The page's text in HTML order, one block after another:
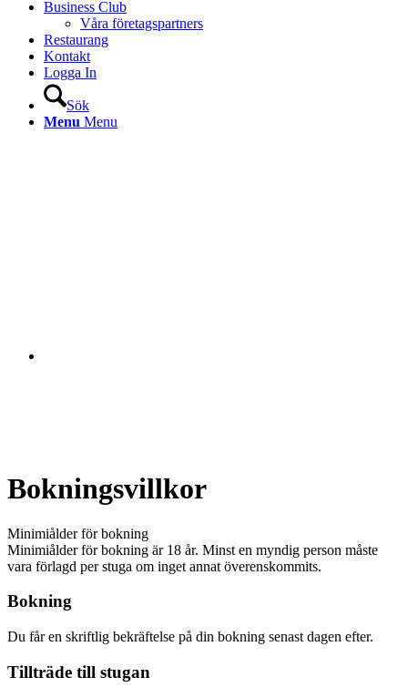
Business Club
Våra företagspartners
Restaurang
Kontakt
Logga In
Sök
Menu Menu
Bokningsvillkor
Minimiålder för bokning
Minimiålder för bokning är 18 år. Minst en myndig person måste
vara förlagd per stuga om inget annat överenskommits.
Bokning
Du får en skriftlig bekräftelse på din bokning senast dagen efter.
Tillträde till stugan